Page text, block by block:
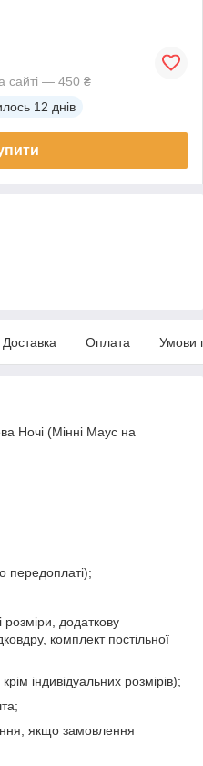
сайті — 450 ₴
12 днів
Доставка Оплата Умови
Ночі (Мінні Маус на
передоплаті);
додаткову
комплект постільної
індивідуальних розмірів);
якщо замовлення